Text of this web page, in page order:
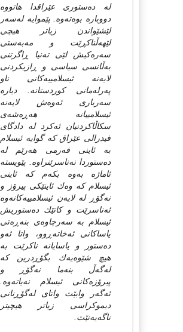
له‌ ده‌ستوری عێراقدا هاتووه‌
دووباره‌ بوه‌ته‌وه‌. پێموایه‌ له‌سه‌ر
لێشێواندن زیاتر هیچی
لێهه‌ڵناكڕێت و مه‌به‌ستی
سه‌ره‌كیش لێی ته‌نیا ڕاگرتنی
به‌ڵانسی سیاسی و ڕازیكردنی
لایه‌نه‌ ئیسلامییه‌كانی ناو
په‌رله‌مانی كوردستانه‌. دیاره‌
سه‌رباری ئه‌وه‌ش لایه‌نه‌
ئیسلامییانه‌ هه‌ڕه‌شه‌ی
سكاڵاكردنیان ئه‌كرد له‌ دادگای
فیدرالی عێراق كه‌ گوایه‌ ئیسلام
به‌ ئاینی فه‌رمی هه‌رێم له‌
ده‌ستوردا نه‌ناسرێنراوه‌. پێویسته‌
ئاماژه‌ به‌وه‌ بكه‌م كه‌ ئاینی
ئیسلام كه‌ وه‌ك ئاینێكی پیرۆز و
نه‌گۆڕ له‌ لایه‌ن ئیسلامییه‌كانه‌وه‌
ئه‌ناسرێت و كاتێك ده‌ستوریش
ئیسلام به‌ سه‌رچاوه‌ی بنه‌ڕه‌تی
یاساكانی ئه‌خاته‌ڕوو، واتا ئه‌و
ده‌ستور و یاسایانه‌ ناكرێت به‌
هیچ شێوه‌یه‌ك بگۆڕدرین كه‌
له‌گه‌ڵ بنه‌ما نه‌گۆڕ و
پیرۆزه‌كانی ئیسلام نه‌یاته‌وه‌.
ئه‌گه‌ر وابێت واتای له‌گۆڕنانی
دیموكراسی زیاتر هیچیتر
ناگه‌یه‌نێت.